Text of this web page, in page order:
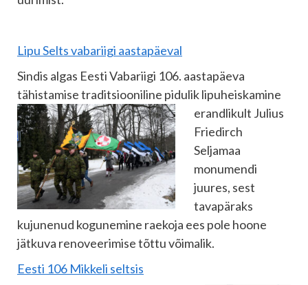
Lipu Selts vabariigi aastapäeval
Sindis algas Eesti Vabariigi 106. aastapäeva
tähistamise traditsiooniline piduliklipuheiskamine
erandlikult Julius
Friedirch
Seljamaa
monumendi
juures, sest
tavapäraks
kujunenud kogunemine raekoja ees pole hoone
jätkuva renoveerimise tõttu võimalik.
Eesti 106 Mikkeli seltsis